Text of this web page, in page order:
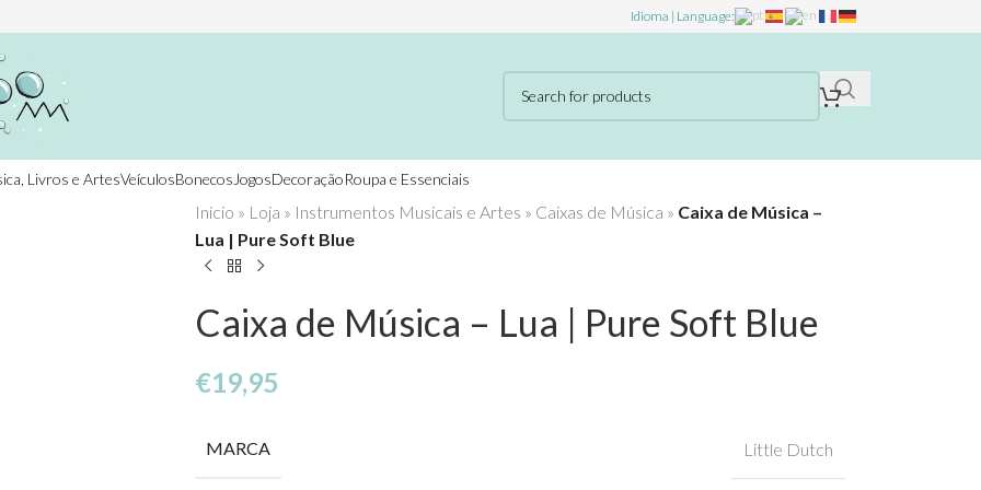
Idioma | Language:
Livros e ArtesVeículosBonecos JogosDecoraçãoRoupa e Essenciais
Início » Loja » Instrumentos Musicais e Artes » Caixas de Música » Caixa de Música –
Lua | Pure Soft Blue
Caixa de Música – Lua | Pure Soft Blue
€19,95
MARCA Little Dutch